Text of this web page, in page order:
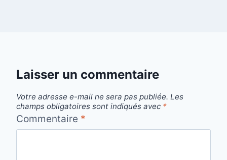
Laisser un commentaire
Votre adresse e-mail ne sera pas publiée. Les
champs obligatoires sont indiqués avec *
Commentaire *